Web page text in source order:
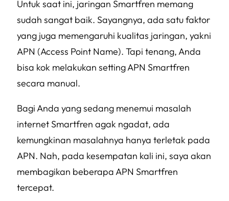
Untuk saat ini, jaringan Smartfren memang
sudah sangat baik. Sayangnya, ada satu faktor
yang juga memengaruhi kualitas jaringan, yakni
APN (Access Point Name). Tapi tenang, Anda
bisa kok melakukan setting APN Smartfren
secara manual.
Bagi Anda yang sedang menemui masalah
internet Smartfren agak ngadat, ada
kemungkinan masalahnya hanya terletak pada
APN. Nah, pada kesempatan kali ini, saya akan
membagikan beberapa APN Smartfren
tercepat.